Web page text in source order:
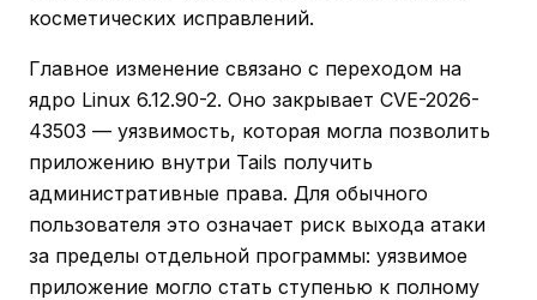
косметических исправлений.
Главное изменение связано с переходом на
ядро Linux 6.12.90-2. Оно закрывает CVE-2026-
43503 — уязвимость, которая могла позволить
приложению внутри Tails получить
административные права. Для обычного
пользователя это означает риск выхода атаки
за пределы отдельной программы: уязвимое
приложение могло стать ступенью к полному